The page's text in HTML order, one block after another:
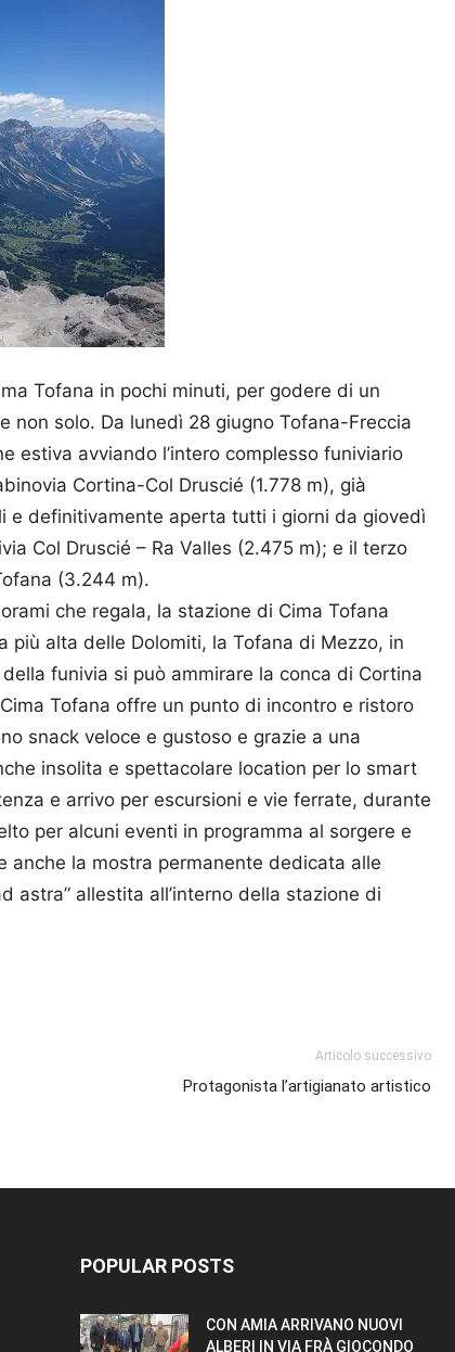
Tofana in pochi minuti, per godere di un
non solo. Da lunedì 28 giugno Tofana-Freccia
estiva avviando l’intero complesso funiviario
Cortina-Col Druscié (1.778 m), già
e definitivamente aperta tutti i giorni da giovedì
Col Druscié – Ra Valles (2.475 m); e il terzo
(3.244 m).
che regala, la stazione di Cima Tofana
più alta delle Dolomiti, la Tofana di Mezzo, in
funivia si può ammirare la conca di Cortina
Tofana offre un punto di incontro e ristoro
snack veloce e gustoso e grazie a una
insolita e spettacolare location per lo smart
e arrivo per escursioni e vie ferrate, durante
per alcuni eventi in programma al sorgere e
anche la mostra permanente dedicata alle
astra” allestita all’interno della stazione di
Articolo successivo
Protagonista l’artigianato artistico
POPULAR POSTS
CON AMIA ARRIVANO NUOVI
ALBERI IN VIA FRÀ GIOCONDO